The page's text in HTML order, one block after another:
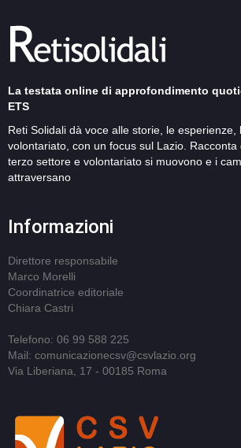
La testata online di approfondimento
ETS
Reti Solidali dà voce alle storie, le esperienze,
volontariato, con un focus sul Lazio. Racconta
terzo settore e volontariato si muovono e i
attraversano
Informazioni
Direttore responsabile
Marco Morelli
Coordinatrice editoriale
Chiara Castri
Telefono: 06 99 588 225
Mail: comunicazionecsv@csvlazio.org
Via Liberiana, 17 - 00185 Roma